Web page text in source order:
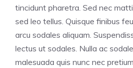
tincidunt pharetra. Sed nec
sed leo tellus. Quisque finibus
arcu sodales aliquam.
lectus ut sodales. Nulla ac
malesuada quis nunc nec